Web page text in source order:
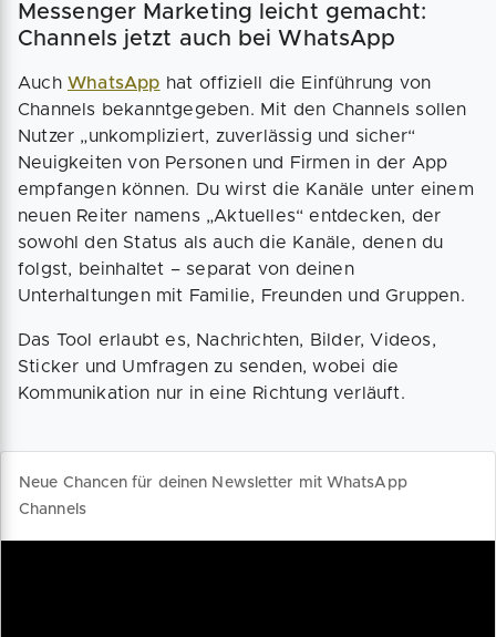
Messenger Marketing leicht gemacht:
Channels jetzt auch bei WhatsApp
Auch WhatsApp hat offiziell die Einführung von
Channels bekanntgegeben. Mit den Channels sollen
Nutzer „unkompliziert, zuverlässig und sicher“
Neuigkeiten von Personen und Firmen in der App
empfangen können. Du wirst die Kanäle unter einem
neuen Reiter namens „Aktuelles“ entdecken, der
sowohl den Status als auch die Kanäle, denen du
folgst, beinhaltet – separat von deinen
Unterhaltungen mit Familie, Freunden und Gruppen.
Das Tool erlaubt es, Nachrichten, Bilder, Videos,
Sticker und Umfragen zu senden, wobei die
Kommunikation nur in eine Richtung verläuft.
Neue Chancen für deinen Newsletter mit WhatsApp
Channels